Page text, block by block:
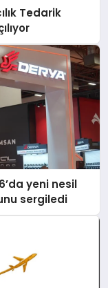
Tedarik
yeni nesil
sergiledi